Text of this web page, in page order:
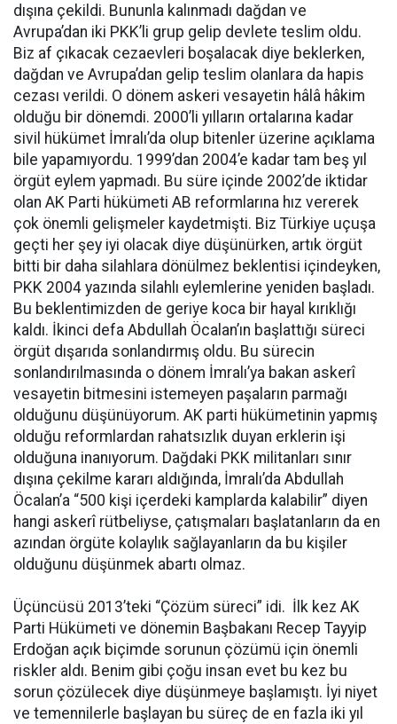
dışına çekildi. Bununla kalınmadı dağdan ve
Avrupa’dan iki PKK’li grup gelip devlete teslim oldu.
Biz af çıkacak cezaevleri boşalacak diye beklerken,
dağdan ve Avrupa’dan gelip teslim olanlara da hapis
cezası verildi. O dönem askeri vesayetin hâlâ hâkim
olduğu bir dönemdi. 2000’li yılların ortalarına kadar
sivil hükümet İmralı’da olup bitenler üzerine açıklama
bile yapamıyordu. 1999’dan 2004’e kadar tam beş yıl
örgüt eylem yapmadı. Bu süre içinde 2002’de iktidar
olan AK Parti hükümeti AB reformlarına hız vererek
çok önemli gelişmeler kaydetmişti. Biz Türkiye uçuşa
geçti her şey iyi olacak diye düşünürken, artık örgüt
bitti bir daha silahlara dönülmez beklentisi içindeyken,
PKK 2004 yazında silahlı eylemlerine yeniden başladı.
Bu beklentimizden de geriye koca bir hayal kırıklığı
kaldı. İkinci defa Abdullah Öcalan’ın başlattığı süreci
örgüt dışarıda sonlandırmış oldu. Bu sürecin
sonlandırılmasında o dönem İmralı’ya bakan askerî
vesayetin bitmesini istemeyen paşaların parmağı
olduğunu düşünüyorum. AK parti hükümetinin yapmış
olduğu reformlardan rahatsızlık duyan erklerin işi
olduğuna inanıyorum. Dağdaki PKK militanları sınır
dışına çekilme kararı aldığında, İmralı’da Abdullah
Öcalan’a “500 kişi içerdeki kamplarda kalabilir” diyen
hangi askerî rütbeliyse, çatışmaları başlatanların da en
azından örgüte kolaylık sağlayanların da bu kişiler
olduğunu düşünmek abartı olmaz.
Üçüncüsü 2013’teki “Çözüm süreci” idi. İlk kez AK
Parti Hükümeti ve dönemin Başbakanı Recep Tayyip
Erdoğan açık biçimde sorunun çözümü için önemli
riskler aldı. Benim gibi çoğu insan evet bu kez bu
sorun çözülecek diye düşünmeye başlamıştı. İyi niyet
ve temennilerle başlayan bu süreç de en fazla iki yıl